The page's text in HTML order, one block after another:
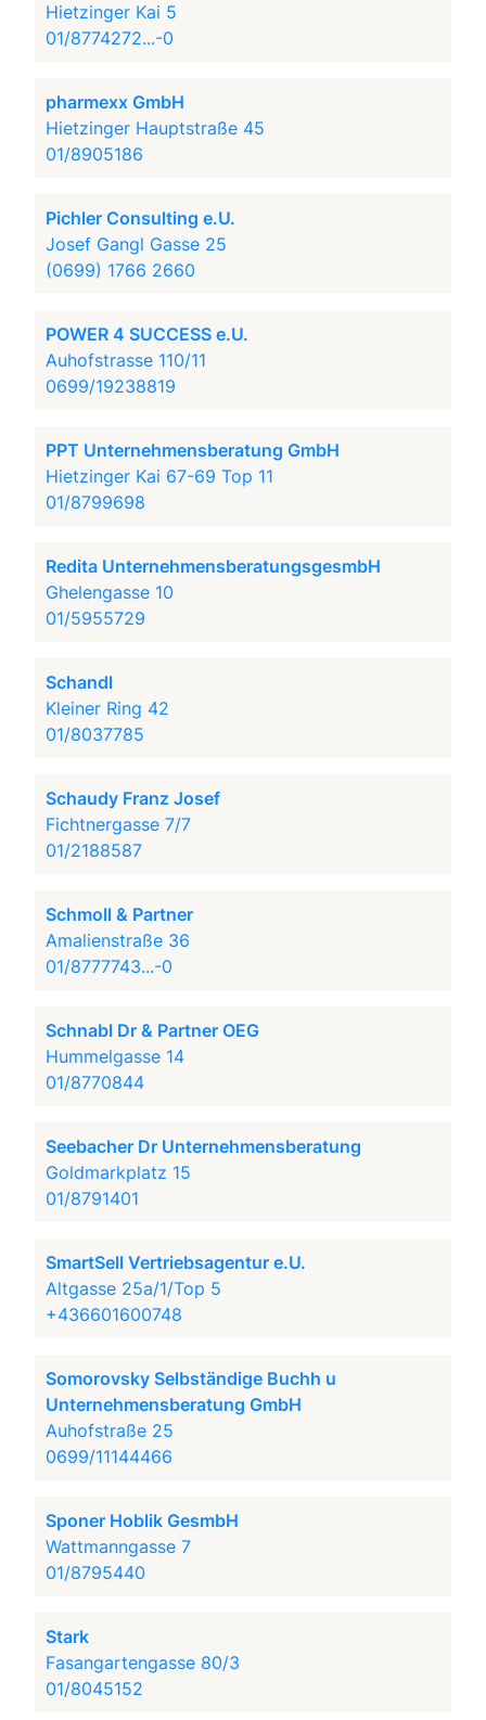
Hietzinger Kai 5
01/8774272...-0
pharmexx GmbH
Hietzinger Hauptstraße 45
01/8905186
Pichler Consulting e.U.
Josef Gangl Gasse 25
(0699) 1766 2660
POWER 4 SUCCESS e.U.
Auhofstrasse 110/11
0699/19238819
PPT Unternehmensberatung GmbH
Hietzinger Kai 67-69 Top 11
01/8799698
Redita UnternehmensberatungsgesmbH
Ghelengasse 10
01/5955729
Schandl
Kleiner Ring 42
01/8037785
Schaudy Franz Josef
Fichtnergasse 7/7
01/2188587
Schmoll & Partner
Amalienstraße 36
01/8777743...-0
Schnabl Dr & Partner OEG
Hummelgasse 14
01/8770844
Seebacher Dr Unternehmensberatung
Goldmarkplatz 15
01/8791401
SmartSell Vertriebsagentur e.U.
Altgasse 25a/1/Top 5
+436601600748
Somorovsky Selbständige Buchh u
Unternehmensberatung GmbH
Auhofstraße 25
0699/11144466
Sponer Hoblik GesmbH
Wattmanngasse 7
01/8795440
Stark
Fasangartengasse 80/3
01/8045152